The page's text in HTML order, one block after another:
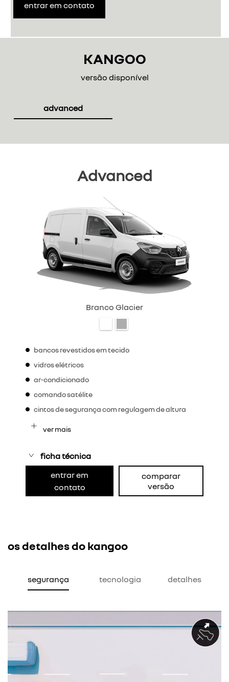
entrar em contato
KANGOO
versão disponível
advanced
Advanced
Branco Glacier
bancos revestidos em tecido
vidros elétricos
ar-condicionado
comando satélite
cintos de segurança com regulagem de altura
ver mais
ficha técnica
entrar em
contato
comparar
versão
os detalhes do kangoo
segurança tecnologia detalhes